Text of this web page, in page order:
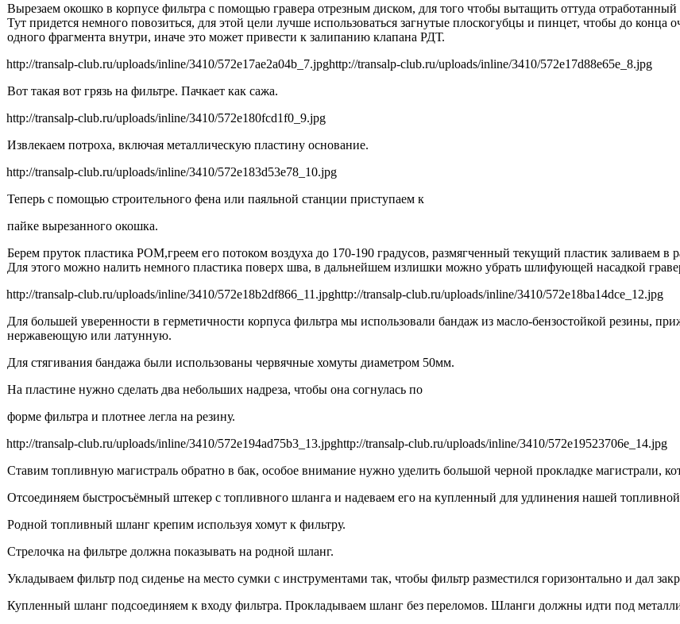
Вырезаем окошко в корпусе фильтра с помощью гравера отрезным диском, для того чтобы вытащить оттуда
Тут придется немного повозиться, для этой цели лучше использоваться загнутые плоскогубцы и пинцет, чтобы до конца
одного фрагмента внутри, иначе это может привести к залипанию клапана РДТ.
http://transalp-club.ru/uploads/inline/3410/572e17ae2a04b_7.jpghttp://transalp-club.ru/uploads/inline/3410/572e17d88e65e_8.jpg
Вот такая вот грязь на фильтре. Пачкает как сажа.
http://transalp-club.ru/uploads/inline/3410/572e180fcd1f0_9.jpg
Извлекаем потроха, включая металлическую пластину основание.
http://transalp-club.ru/uploads/inline/3410/572e183d53e78_10.jpg
Теперь с помощью строительного фена или паяльной станции приступаем к
пайке вырезанного окошка.
Берем пруток пластика POM,греем его потоком воздуха до 170-190 градусов, размягченный текущий пластик заливаем
Для этого можно налить немного пластика поверх шва, в дальнейшем излишки можно убрать шлифующей насадкой
http://transalp-club.ru/uploads/inline/3410/572e18b2df866_11.jpghttp://transalp-club.ru/uploads/inline/3410/572e18ba14dce_12.jpg
Для большей уверенности в герметичности корпуса фильтра мы использовали бандаж из масло-бензостойкой резины,
нержавеющую или латунную.
Для стягивания бандажа были использованы червячные хомуты диаметром 50мм.
На пластине нужно сделать два небольших надреза, чтобы она согнулась по
форме фильтра и плотнее легла на резину.
http://transalp-club.ru/uploads/inline/3410/572e194ad75b3_13.jpghttp://transalp-club.ru/uploads/inline/3410/572e19523706e_14.jpg
Ставим топливную магистраль обратно в бак, особое внимание нужно уделить большой черной прокладке магистрали,
Отсоединяем быстросъёмный штекер с топливного шланга и надеваем его на купленный для удлинения нашей
Родной топливный шланг крепим используя хомут к фильтру.
Стрелочка на фильтре должна показывать на родной шланг.
Укладываем фильтр под сиденье на место сумки с инструментами так, чтобы фильтр разместился горизонтально и дал
Купленный шланг подсоединяем к входу фильтра. Прокладываем шланг без переломов. Шланги должны идти под